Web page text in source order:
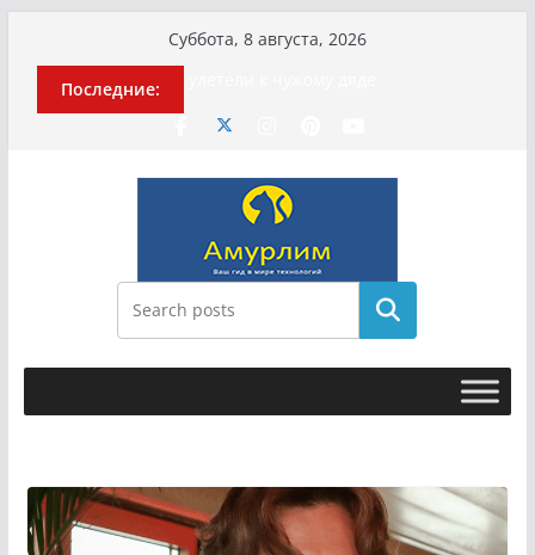
содержимому
Суббота, 8 августа, 2026
Последние:
Эхо турецкой трагедии: почему
Гусейна Гасанова заочно
приговорили к четырём годам
Илью Ремесло задержали по делу о
фейках о российской армии
Новые криминальные хроники
связали Диану Шурыгину и Настю
Холод
Поиск